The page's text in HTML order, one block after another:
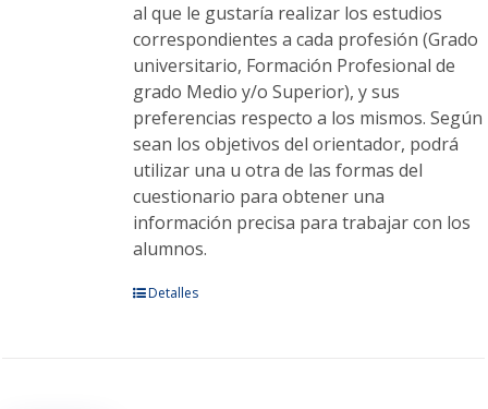
al que le gustaría realizar los estudios
correspondientes a cada profesión (Grado
universitario, Formación Profesional de
grado Medio y/o Superior), y sus
preferencias respecto a los mismos. Según
sean los objetivos del orientador, podrá
utilizar una u otra de las formas del
cuestionario para obtener una
información precisa para trabajar con los
alumnos.
EsteDetalles